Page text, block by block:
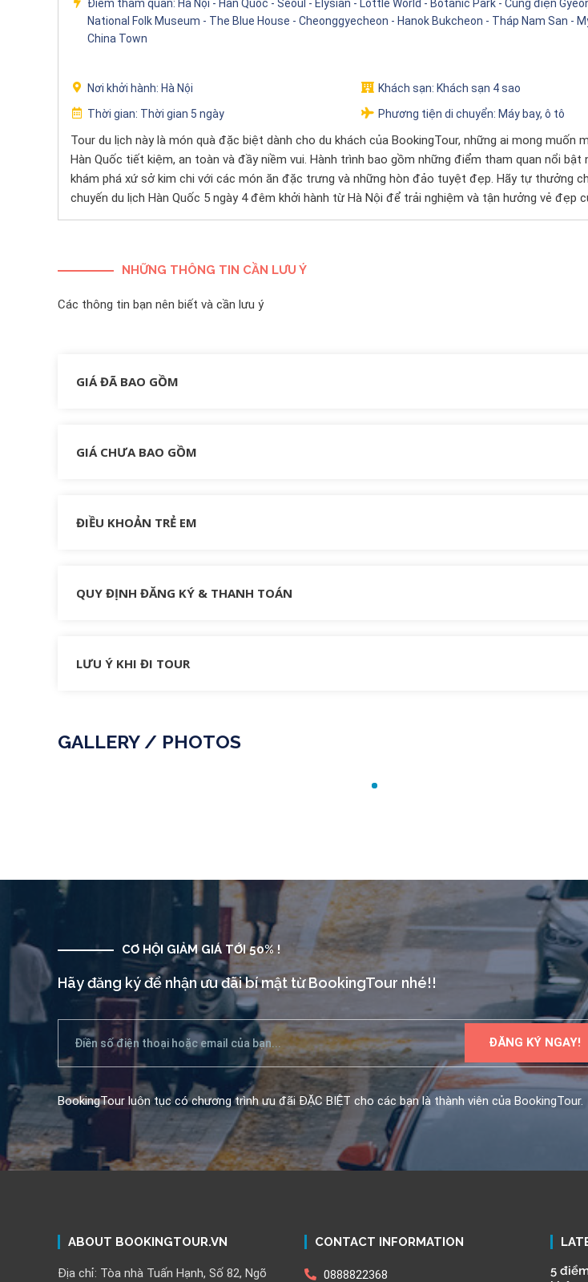
Điểm tham quan: Hà Nội - Hàn Quốc - Seoul - Elysian - Lottle World - Botanic Park - Cung điện
National Folk Museum - The Blue House - Cheonggyecheon - Hanok Bukcheon - Tháp Nam San -
China Town
Nơi khởi hành: Hà Nội Khách sạn: Khách sạn 4 sao
Thời gian: Thời gian 5 ngày Phương tiện di chuyển: Máy bay, ô tô
Tour du lịch này là món quà đặc biệt dành cho du khách của BookingTour, những ai mong muốn
Hàn Quốc tiết kiệm, an toàn và đầy niềm vui. Hành trình bao gồm những điểm tham quan nổi bật
khám phá xứ sở kim chi với các món ăn đặc trưng và những hòn đảo tuyệt đẹp. Hãy tự thưởng
chuyến du lịch Hàn Quốc 5 ngày 4 đêm khởi hành từ Hà Nội để trải nghiệm và tận hưởng vẻ đẹp
NHỮNG THÔNG TIN CẦN LƯU Ý
Các thông tin bạn nên biết và cần lưu ý
GIÁ ĐÃ BAO GỒM
GIÁ CHƯA BAO GỒM
ĐIỀU KHOẢN TRẺ EM
QUY ĐỊNH ĐĂNG KÝ & THANH TOÁN
LƯU Ý KHI ĐI TOUR
GALLERY / PHOTOS
CƠ HỘI GIẢM GIÁ TỚI 50% !
Hãy đăng ký để nhận ưu đãi bí mật từ BookingTour nhé!!
BookingTour luôn tục có chương trình ưu đãi ĐẶC BIỆT cho các bạn là thành viên của BookingTour.
ABOUT BOOKINGTOUR.VN
Địa chỉ: Tòa nhà Tuấn Hạnh, Số 82, Ngõ
CONTACT INFORMATION
0888822368
5